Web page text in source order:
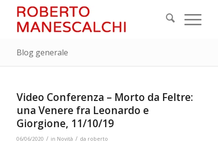
Blog generale
Video Conferenza – Morto da Feltre:
una Venere fra Leonardo e
Giorgione, 11/10/19
06/06/2020 / in Novità / da roberto